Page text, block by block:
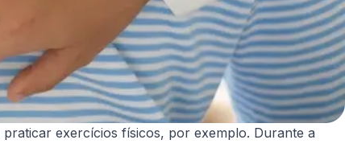
exercícios físicos, por exemplo. Durante a